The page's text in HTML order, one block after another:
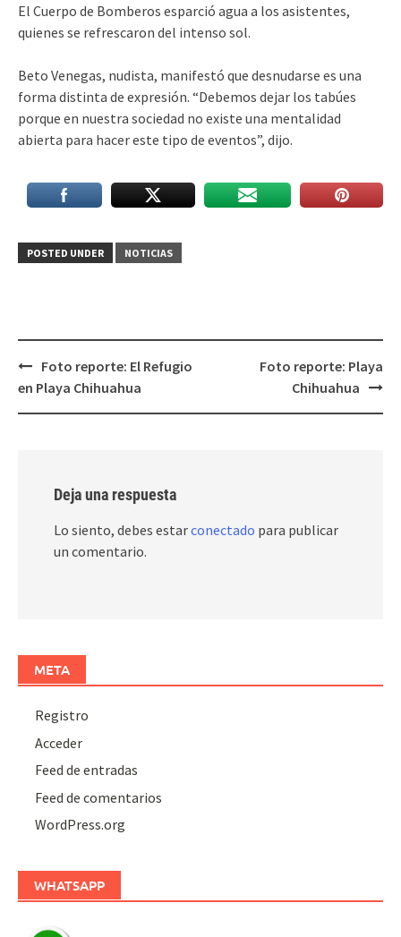
El Cuerpo de Bomberos esparció agua a los asistentes,
quienes se refrescaron del intenso sol.
Beto Venegas, nudista, manifestó que desnudarse es una
forma distinta de expresión. “Debemos dejar los tabúes
porque en nuestra sociedad no existe una mentalidad
abierta para hacer este tipo de eventos”, dijo.
POSTED UNDER NOTICIAS
Post
navigation
Foto reporte: El Refugio
en Playa Chihuahua
Foto reporte: Playa
Chihuahua
Deja una respuesta
Lo siento, debes estarconectado para publicar
un comentario.
META
Registro
Acceder
Feed de entradas
Feed de comentarios
WordPress.org
WHATSAPP